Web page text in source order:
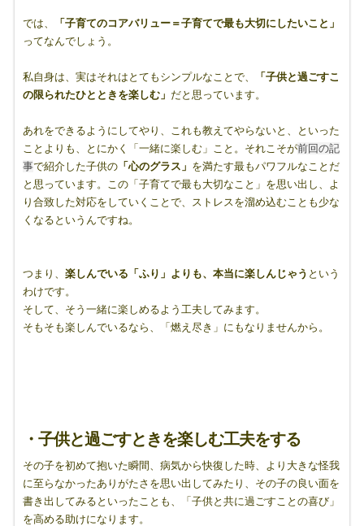
では、
「子育てのコアバリュー＝子育てで最も大切にしたいこと」
ってなんでしょう。
私自身は、実はそれはとてもシンプルなことで、
「子供と過ごすこ
の限られたひとときを楽しむ」 だと思っています。
あれをできるようにしてやり、これも教えてやらないと、といった
ことよりも、とにかく「一緒に楽しむ」こと。それこそが前回の記
事で紹介した子供の「心のグラス」 を満たす最もパワフルなことだ
と思っています。この「子育てで最も大切なこと」を思い出し、よ
り合致した対応をしていくことで、ストレスを溜め込むことも少な
くなるというんですね。
つまり、 楽しんでいる「ふり」よりも、本当に楽しんじゃう という
わけです。
そして、そう一緒に楽しめるよう工夫してみます。
そもそも楽しんでいるなら、「燃え尽き」にもなりませんから。
・子供と過ごすときを楽しむ工夫をする
その子を初めて抱いた瞬間、病気から快復した時、より大きな怪我
に至らなかったありがたさを思い出してみたり、その子の良い面を
書き出してみるといったことも、「子供と共に過ごすことの喜び」
を高める助けになります。